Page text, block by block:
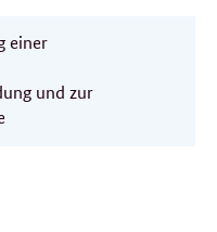
einer
und zur